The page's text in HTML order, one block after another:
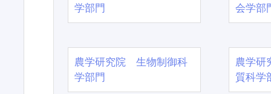
学部門
会学部
農学研究院 生物制御科
学部門
農学
質科学